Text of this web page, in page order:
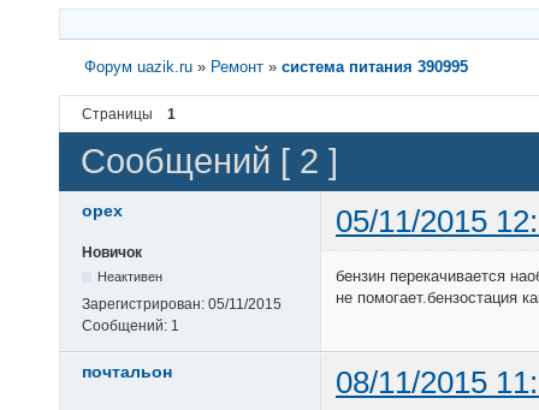
Форум uazik.ru » Ремонт » система питания 390995
Страницы 1
Сообщений [ 2 ]
орех 05/11/2015
Новичок
Неактивен
Зарегистрирован: 05/11/2015
Сообщений: 1
бензин перекачивается
не помогает.бензостация
почтальон 08/11/2015